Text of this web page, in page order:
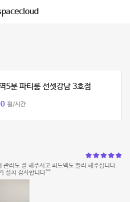
5분 파티룸 선셋강남 3호점
원/시간
관리도 잘 해주시고 피드백도 빨리 해주십니다.
설치 감사합니다^^